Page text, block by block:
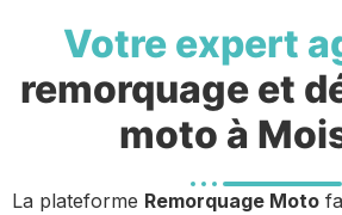
Votre expert
remorquage et
moto à
La plateforme Remorquage Moto